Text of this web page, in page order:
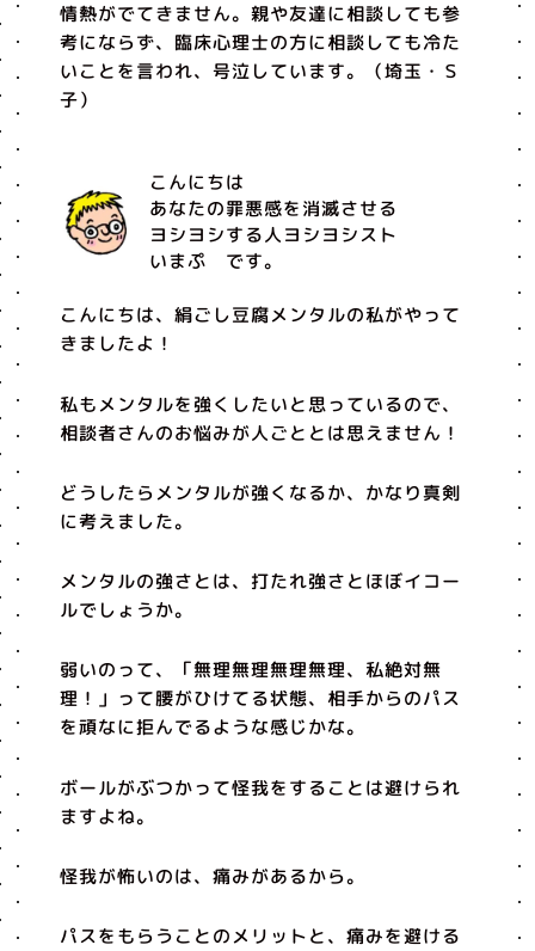
情熱がでてきません。親や友達に相談しても参
考にならず、臨床心理士の方に相談しても冷た
いことを言われ、号泣しています。（埼玉・Ｓ
子）
こんにちは
あなたの罪悪感を消滅させる
ヨシヨシする人ヨシヨシスト
いまぷ です。
こんにちは、絹ごし豆腐メンタルの私がやって
きましたよ！
私もメンタルを強くしたいと思っているので、
相談者さんのお悩みが人ごととは思えません！
どうしたらメンタルが強くなるか、かなり真剣
に考えました。
メンタルの強さとは、打たれ強さとほぼイコー
ルでしょうか。
弱いのって、「無理無理無理無理、私絶対無
理！」って腰がひけてる状態、相手からのパス
を頑なに拒んでるような感じかな。
ボールがぶつかって怪我をすることは避けられ
ますよね。
怪我が怖いのは、痛みがあるから。
パスをもらうことのメリットと、痛みを避ける